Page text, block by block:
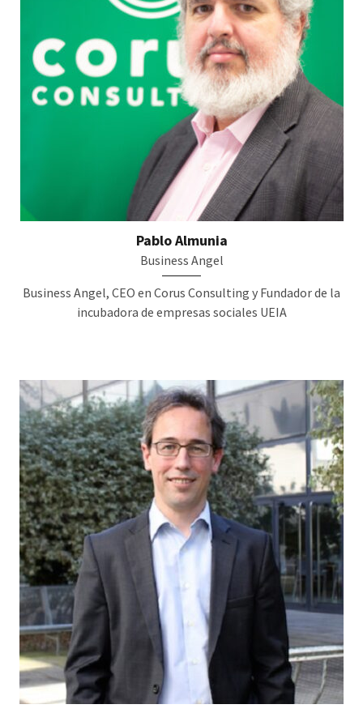
Pablo Almunia
Business Angel
Business Angel, CEO en Corus Consulting y Fundador de la
incubadora de empresas sociales UEIA